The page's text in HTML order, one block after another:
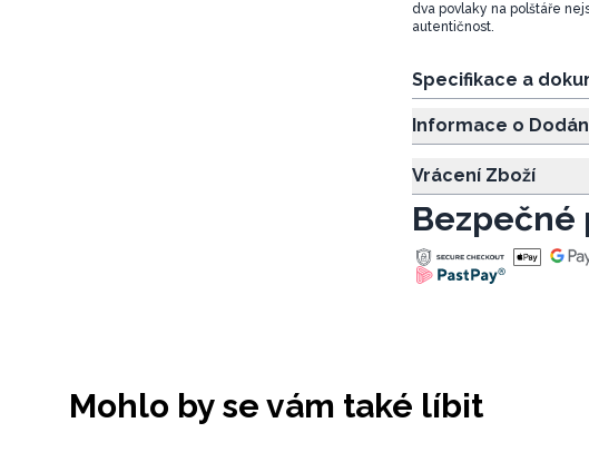
dva povlaky na polštáře
autentičnost.
Specifikace a
Informace o
Vrácení Zboží
Bezpečné
Mohlo by se vám také líbit